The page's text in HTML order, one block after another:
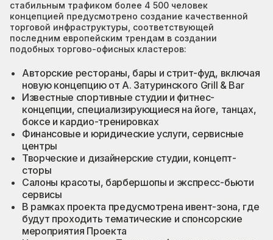
стабильным трафиком более 4 500 человек
концепцией предусмотрено создание качественной
торговой инфраструктуры, соответствующей
последним европейским трендам в создании
подобных торгово-офисных кластеров:
Авторские рестораны, бары и стрит-фуд, включая
новую концепцию от А. Затуринского Grill & Bar
Известные спортивные студии и фитнес-
концепции, специализирующиеся на йоге, танцах,
боксе и кардио-тренировках
Финансовые и юридические услуги, сервисные
центры
Творческие и дизайнерские студии, концепт-
сторы
Салоны красоты, барбершопы и экспресс-бьюти
сервисы
В рамках проекта предусмотрена ивент-зона, где
будут проходить тематические и спонсорские
мероприятия Проекта